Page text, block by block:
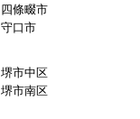
四條畷市
守口市
堺市中区
堺市南区